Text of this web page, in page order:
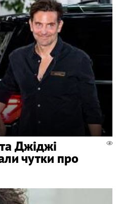
Джіджі
чутки про